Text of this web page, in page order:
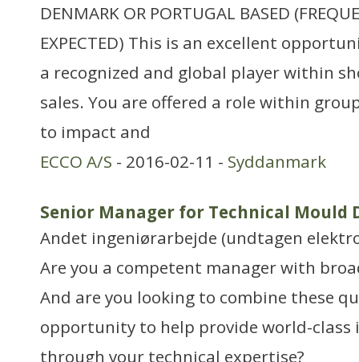
DENMARK OR PORTUGAL BASED
EXPECTED) This is an excellent
a recognized and global player within
sales. You are offered a role within
to impact and
ECCO A/S - 2016-02-11 - Syddanmark
Senior Manager for Technical Mould
Andet ingeniørarbejde (undtagen
Are you a competent manager with
And are you looking to combine these
opportunity to help provide world-class
through your technical expertise?